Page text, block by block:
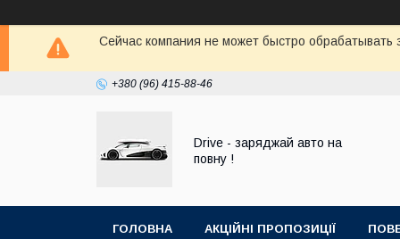
Сейчас компания не может быстро
+380 (96) 415-88-46
Drive - заряджай авто на
повну !
ГОЛОВНА АКЦІЙНІ ПРОПОЗИЦІЇ